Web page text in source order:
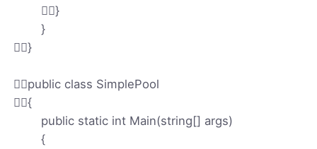
}
}
}
public class SimplePool
{
public static int Main(string[] args)
{